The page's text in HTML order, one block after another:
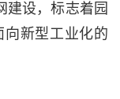
建设，标志着园
向新型工业化的